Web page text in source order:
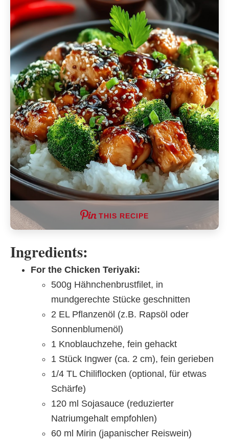
THIS RECIPE
Ingredients:
For the Chicken Teriyaki:
500g Hähnchenbrustfilet, in
mundgerechte Stücke geschnitten
2 EL Pflanzenöl (z.B. Rapsöl oder
Sonnenblumenöl)
1 Knoblauchzehe, fein gehackt
1 Stück Ingwer (ca. 2 cm), fein gerieben
1/4 TL Chiliflocken (optional, für etwas
Schärfe)
120 ml Sojasauce (reduzierter
Natriumgehalt empfohlen)
60 ml Mirin (japanischer Reiswein)